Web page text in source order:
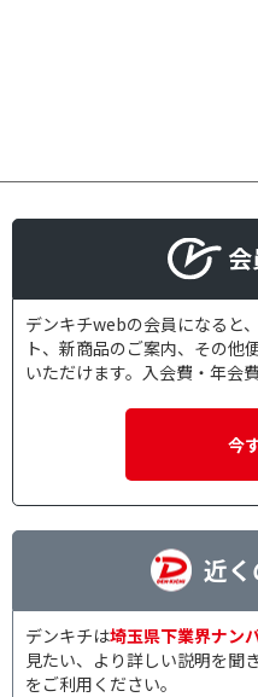
デンキチwebの会員になると
ト、新商品のご案内、その他
いただけます。入会費・年会
今
近
デンキチは埼玉県下業界ナン
見たい、より詳しい説明を聞
をご利用ください。